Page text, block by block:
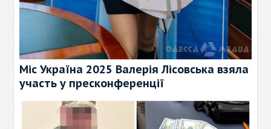
Міс Україна 2025 Валерія Лісовська взяла
участь у пресконференції